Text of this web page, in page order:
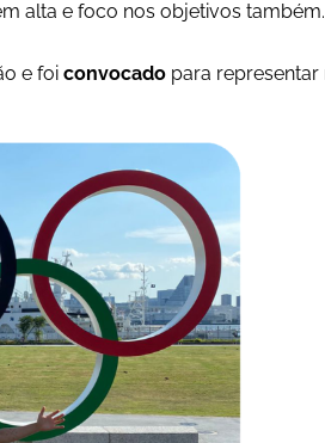
alta e foco nos objetivos também.
e foi convocado para representar